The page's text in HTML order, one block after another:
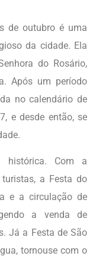
de outubro é uma
da cidade. Ela
do Rosário,
Após um período
no calendário de
e desde então, se
histórica. Com a
a Festa do
e a circulação de
a venda de
Já a Festa de São
tornouse com o